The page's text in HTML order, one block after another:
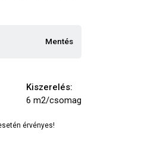
Mentés
Kiszerelés:
6 m2/csomag
érvényes!